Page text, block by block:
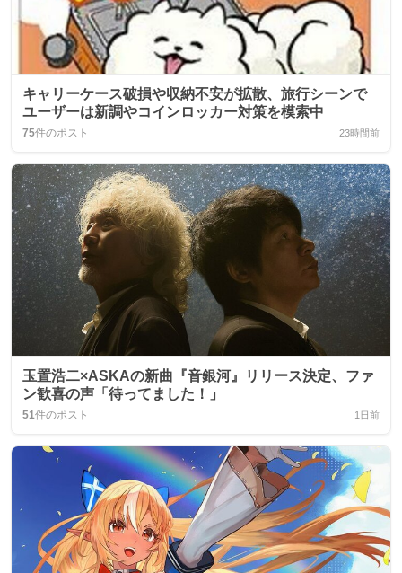
キャリーケース破損や収納不安が拡散、旅行シーンで
ユーザーは新調やコインロッカー対策を模索中
75件のポスト 23時間前
玉置浩二×ASKAの新曲『音銀河』リリース決定、ファ
ン歓喜の声「待ってました！」
51件のポスト 1日前